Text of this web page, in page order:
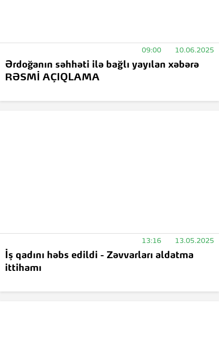
09:00 10.06.2025
Ərdoğanın səhhəti ilə bağlı yayılan xəbərə
RƏSMİ AÇIQLAMA
13:16 13.05.2025
İş qadını həbs edildi - Zəvvarları aldatma
ittihamı